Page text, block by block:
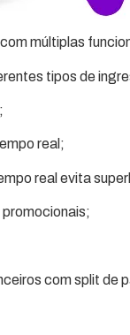
múltiplas
tipos de
real;
real evita
com split de